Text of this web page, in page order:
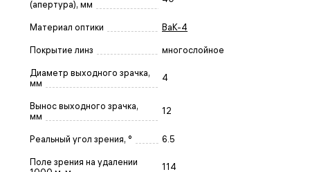
(апертура), мм
Материал оптики BaK-4
Покрытие линз многослойное
Диаметр выходного зрачка,
мм
4
Вынос выходного зрачка,
мм
12
Реальный угол зрения, ° 6.5
Поле зрения на удалении
114